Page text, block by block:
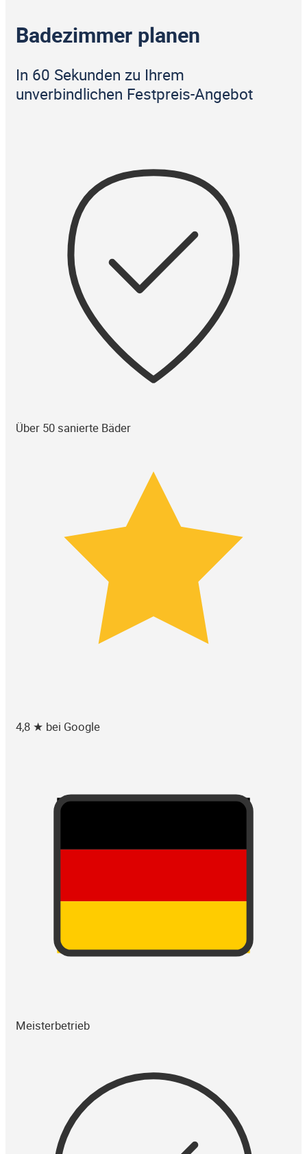
Badezimmer planen
In 60 Sekunden zu Ihrem
unverbindlichen Festpreis-Angebot
Über 50 sanierte Bäder
4,8 ★ bei Google
Meisterbetrieb